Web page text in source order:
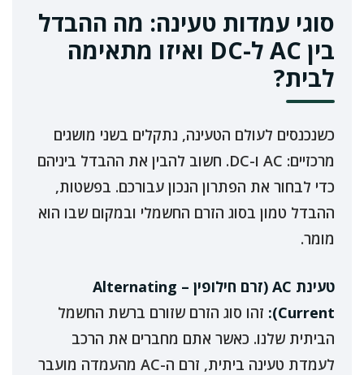
סוגי עמדות טעינה: מה ההבדל
בין AC ל-DC ואיזו מתאימה
לבית?
כשנכנסים לעולם הטעינה, נתקלים בשני מושגים
מרכזיים: AC ו-DC. חשוב להבין את ההבדל ביניהם
כדי לבחור את הפתרון הנכון עבורכם. בפשטות,
ההבדל טמון בסוג הזרם החשמלי ובמקום שבו הוא
מומר.
טעינת AC (זרם חילופין – Alternating
Current):
זהו סוג הזרם שזורם ברשת החשמל
הביתית שלנו. כאשר אתם מחברים את הרכב
לעמדת טעינה ביתית, זרם ה-AC מהעמדה מועבר